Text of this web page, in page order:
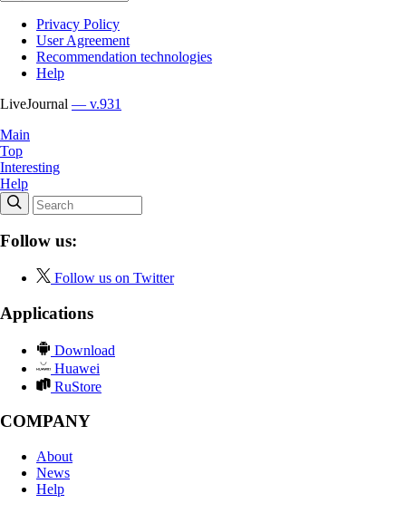
Privacy Policy
User Agreement
Recommendation technologies
Help
LiveJournal — v.931
Main
Top
Interesting
Help
Follow us:
Follow us on Twitter
Applications
Download
Huawei
RuStore
COMPANY
About
News
Help